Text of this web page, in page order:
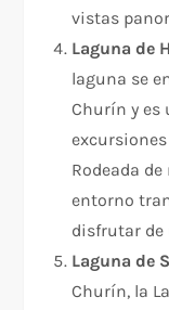
vistas
Laguna de
laguna se
Churín y es
Rodeada
entorno
disfrutar de
Laguna de
Churín, la